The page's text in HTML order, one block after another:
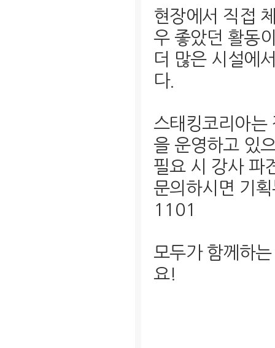
현장에서 직접
우 좋았던 활동
더 많은 시설에
다.
스태킹코리아는
을 운영하고 있
필요 시 강사 파
문의하시면 기
1101
모두가 함께하
요!